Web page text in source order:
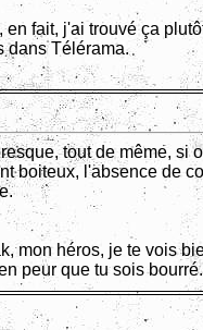
en fait, j'ai trouvé ça
dans Télérama.
tout de même, si
boiteux, l'absence de
mon héros, je te vois
peur que tu sois bourré.